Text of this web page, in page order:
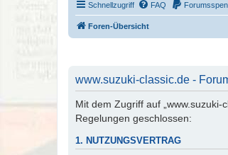
Schnellzugriff FAQ
Foren-Übersicht
www.suzuki-classic.de -
Mit dem Zugriff auf
Regelungen geschlossen:
1. NUTZUNGSVERTRAG